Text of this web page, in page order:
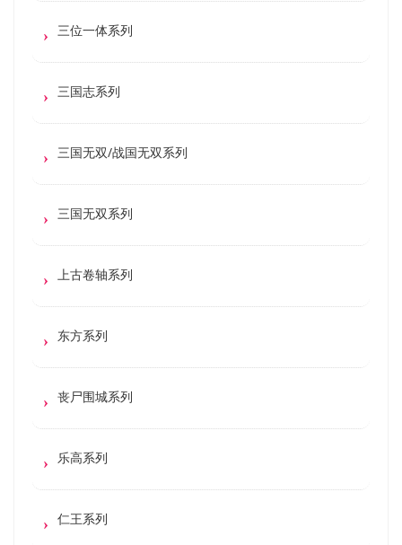
三位一体系列
三国志系列
三国无双/战国无双系列
三国无双系列
上古卷轴系列
东方系列
丧尸围城系列
乐高系列
仁王系列